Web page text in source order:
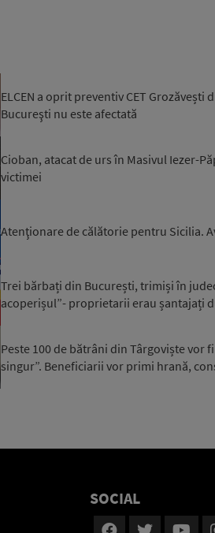
ELCEN a oprit preventiv CET
Bucureşti nu este afectată
Cioban, atacat de urs în Masivul Iezer-
victimei
Atenţionare de călătorie pentru Sicilia.
Trei bărbați din București, trimiși în
acoperișul”- proprietarii erau șantajați
Peste 100 de bătrâni din Târgoviște
singur”. Beneficiarii vor primi hrană,
SOCIAL